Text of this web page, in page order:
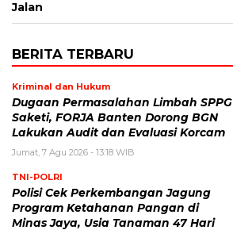
Jalan
BERITA TERBARU
Kriminal dan Hukum
Dugaan Permasalahan Limbah SPPG
Saketi, FORJA Banten Dorong BGN
Lakukan Audit dan Evaluasi Korcam
Jumat, 7 Agu 2026 - 13:18 WIB
TNI-POLRI
Polisi Cek Perkembangan Jagung
Program Ketahanan Pangan di
Minas Jaya, Usia Tanaman 47 Hari